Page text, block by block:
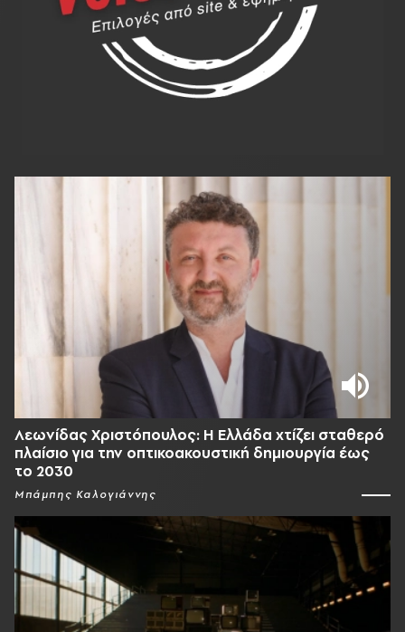
Λεωνίδας Χριστόπουλος: Η Ελλάδα χτίζει σταθερό
πλαίσιο για την οπτικοακουστική δημιουργία έως
το 2030
Μπάμπης Καλογιάννης